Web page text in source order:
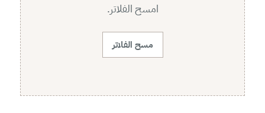
امسح الفلاتر.
مسح الفلاتر